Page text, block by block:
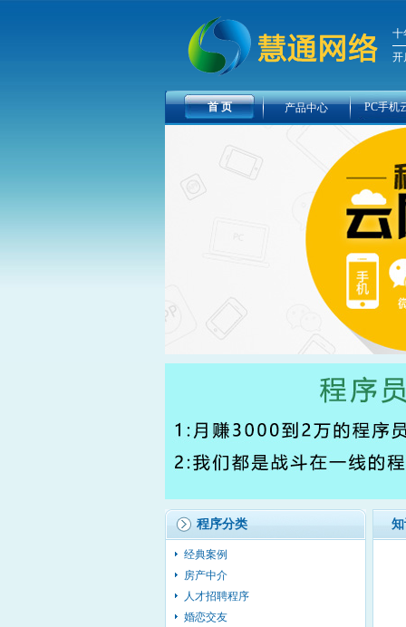
十
开
首 页 产品中心 PC手机
程序分类
经典案例
房产中介
人才招聘程序
婚恋交友
知